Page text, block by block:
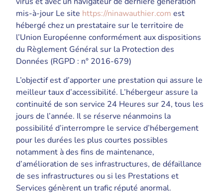
mis-à-jour Le site https://ninawauthier.com est
hébergé chez un prestataire sur le territoire de
l’Union Européenne conformément aux dispositions
du Règlement Général sur la Protection des
Données (RGPD : n° 2016-679)
L’objectif est d’apporter une prestation qui assure le
meilleur taux d’accessibilité. L’hébergeur assure la
continuité de son service 24 Heures sur 24, tous les
jours de l’année. Il se réserve néanmoins la
possibilité d’interrompre le service d’hébergement
pour les durées les plus courtes possibles
notamment à des fins de maintenance,
d’amélioration de ses infrastructures, de défaillance
de ses infrastructures ou si les Prestations et
Services génèrent un trafic réputé anormal.